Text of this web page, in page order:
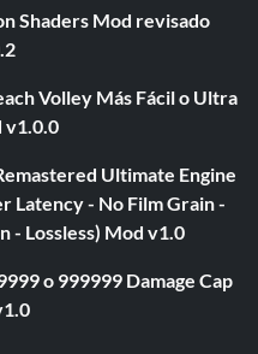
Shaders Mod revisado
Volley Más Fácil o Ultra
v1.0.0
Ultimate Engine
Latency - No Film Grain -
- Lossless) Mod v1.0
o 999999 Damage Cap